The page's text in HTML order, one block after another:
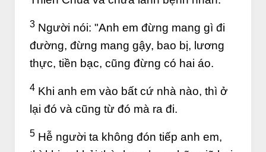
3 Người nói: "Anh em đừng mang gì đi
đường, đừng mang gậy, bao bị, lương
thực, tiền bạc, cũng đừng có hai áo.
4 Khi anh em vào bất cứ nhà nào, thì ở
lại đó và cũng từ đó mà ra đi.
5 Hễ người ta không đón tiếp anh em,